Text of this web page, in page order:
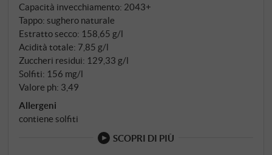
Capacità invecchiamento: 2043+
Tappo: sughero naturale
Estratto secco: 158,65 g/l
Acidità totale: 7,85 g/l
Zuccheri residui: 129,33 g/l
Solfiti: 156 mg/l
Valore ph: 3,49
Allergeni
contiene solfiti
SCOPRI DI PIÙ